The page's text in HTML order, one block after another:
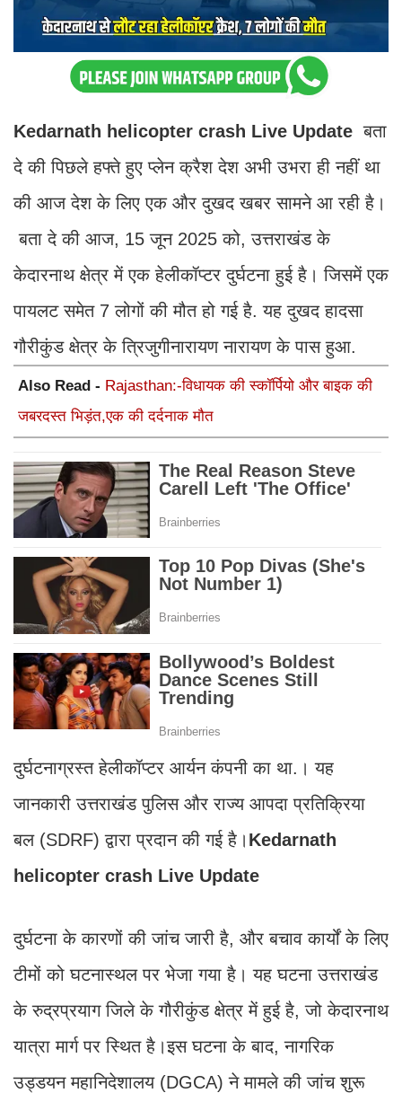
Kedarnath helicopter crash Live Update बता
दे की पिछले हफ्ते हुए प्लेन क्रैश देश अभी उभरा ही नहीं था
की आज देश के लिए एक और दुखद खबर सामने आ रही है।
बता दे की आज, 15 जून 2025 को, उत्तराखंड के
केदारनाथ क्षेत्र में एक हेलीकॉप्टर दुर्घटना हुई है। जिसमें एक
पायलट समेत 7 लोगों की मौत हो गई है. यह दुखद हादसा
गौरीकुंड क्षेत्र के त्रिजुगीनारायण नारायण के पास हुआ.
Also Read - Rajasthan:-विधायक की स्कॉर्पियो और बाइक की
जबरदस्त भिड़ंत,एक की दर्दनाक मौत
दुर्घटनाग्रस्त हेलीकॉप्टर आर्यन कंपनी का था.। यह
जानकारी उत्तराखंड पुलिस और राज्य आपदा प्रतिक्रिया
बल (SDRF) द्वारा प्रदान की गई है। Kedarnath
helicopter crash Live Update
दुर्घटना के कारणों की जांच जारी है, और बचाव कार्यों के लिए
टीमों को घटनास्थल पर भेजा गया है। यह घटना उत्तराखंड
के रुद्रप्रयाग जिले के गौरीकुंड क्षेत्र में हुई है, जो केदारनाथ
यात्रा मार्ग पर स्थित है।इस घटना के बाद, नागरिक
उड्डयन महानिदेशालय (DGCA) ने मामले की जांच शुरू